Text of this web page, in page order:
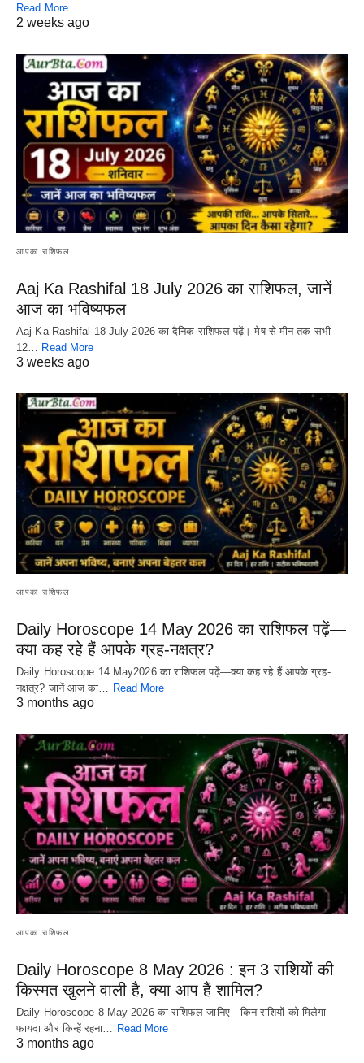
Read More
2 weeks ago
आपका राशिफल
Aaj Ka Rashifal 18 July 2026 का राशिफल, जानें
आज का भविष्यफल
Aaj Ka Rashifal 18 July 2026 का दैनिक राशिफल पढ़ें। मेष से मीन तक सभी
12… Read More
3 weeks ago
आपका राशिफल
Daily Horoscope 14 May 2026 का राशिफल पढ़ें—
क्या कह रहे हैं आपके ग्रह-नक्षत्र?
Daily Horoscope 14 May2026 का राशिफल पढ़ें—क्या कह रहे हैं आपके ग्रह-
नक्षत्र? जानें आज का…
Read More
3 months ago
आपका राशिफल
Daily Horoscope 8 May 2026 : इन 3 राशियों की
किस्मत खुलने वाली है, क्या आप हैं शामिल?
Daily Horoscope 8 May 2026 का राशिफल जानिए—किन राशियों को मिलेगा
फायदा और किन्हें रहना… Read More
3 months ago